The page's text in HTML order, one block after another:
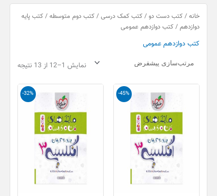
a
g
g
r خانه / کتب دست دو / کتب کمک درسی / کتب دوم متوسطه / کتب پایه
دوازدهم / کتب دوازدهم عمومی
کتب دوازدهم عمومی
نمایش 1–12 از 13 نتیجه
-45%
قیمت
اصلی
155,000 تومان
بود.
قیمت
فعلی
-32%
قیمت
اصلی
95,000 تومان
بود.
قیمت
فعلی